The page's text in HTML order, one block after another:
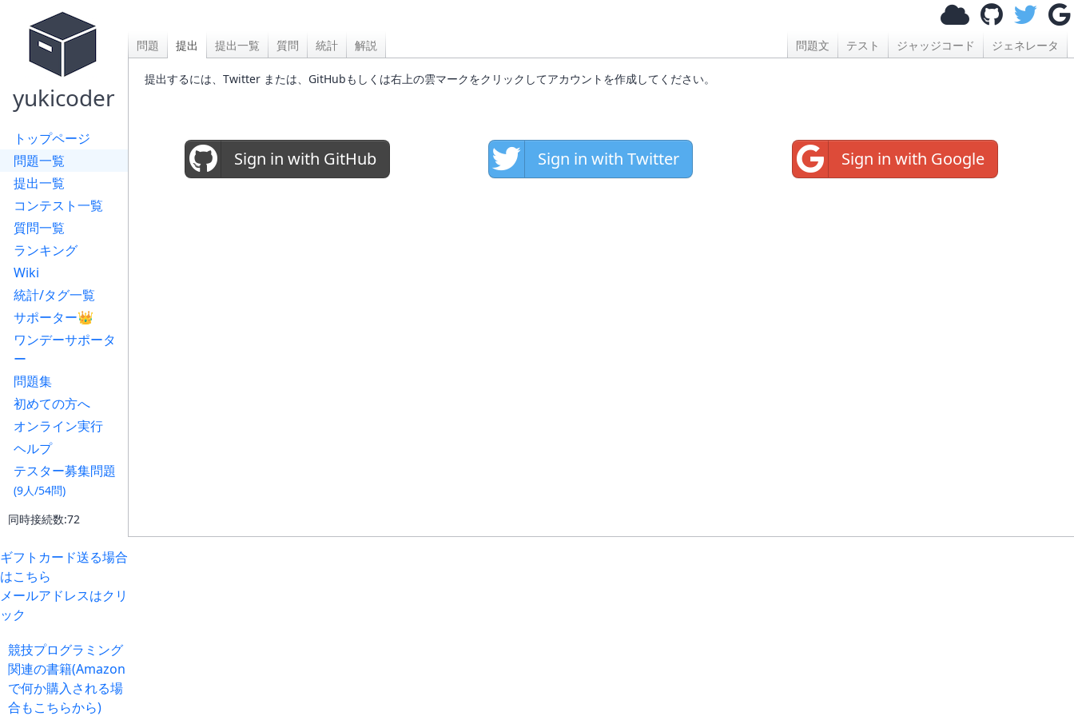
yukicoder
トップページ
問題一覧
提出一覧
コンテスト一覧
質問一覧
ランキング
Wiki
統計/タグ一覧
サポーター👑
ワンデーサポータ
ー
問題集
初めての方へ
オンライン実行
ヘルプ
テスター募集問題
(9人/54問)
同時接続数:72
ギフトカード送る場合
はこちら
メールアドレスはクリ
ック
競技プログラミング
関連の書籍(Amazon
で何か購入される場
合もこちらから)
問題 提出 提出一覧 質問 統計 解説 問題文 テスト ジャッジコード ジェネレータ
提出するには、Twitter または、GitHubもしくは右上の雲マークをクリックしてアカウントを作成してください。
Sign in with GitHub Sign in with Twitter Sign in with Google